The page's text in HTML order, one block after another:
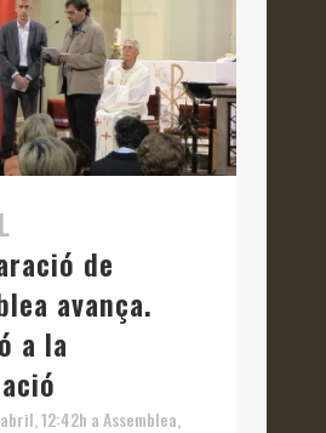
de
avança.
a la
12:42h aAssemblea